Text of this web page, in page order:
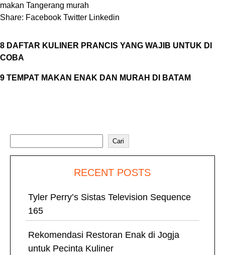
makan Tangerang murah
Share: Facebook Twitter Linkedin
8 DAFTAR KULINER PRANCIS YANG WAJIB UNTUK DI
COBA
9 TEMPAT MAKAN ENAK DAN MURAH DI BATAM
Cari
RECENT POSTS
Tyler Perry’s Sistas Television Sequence
165
Rekomendasi Restoran Enak di Jogja
untuk Pecinta Kuliner